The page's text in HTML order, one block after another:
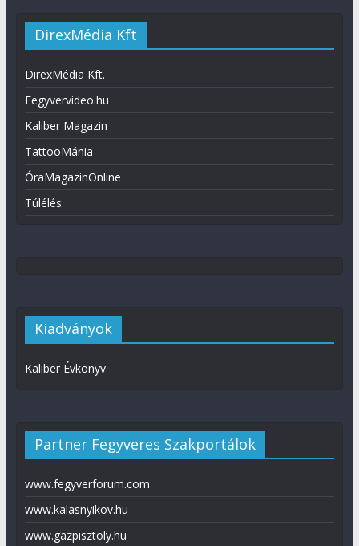
DirexMédia Kft
DirexMédia Kft.
Fegyvervideo.hu
Kaliber Magazin
TattooMánia
ÓraMagazinOnline
Túlélés
Kiadványok
Kaliber Évkönyv
Partner Fegyveres Szakportálok
www.fegyverforum.com
www.kalasnyikov.hu
www.gazpisztoly.hu